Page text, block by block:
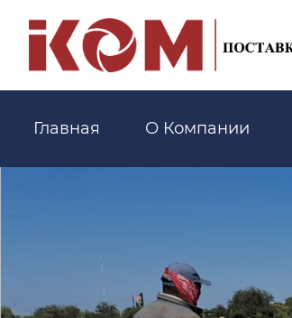
Главная О Компании